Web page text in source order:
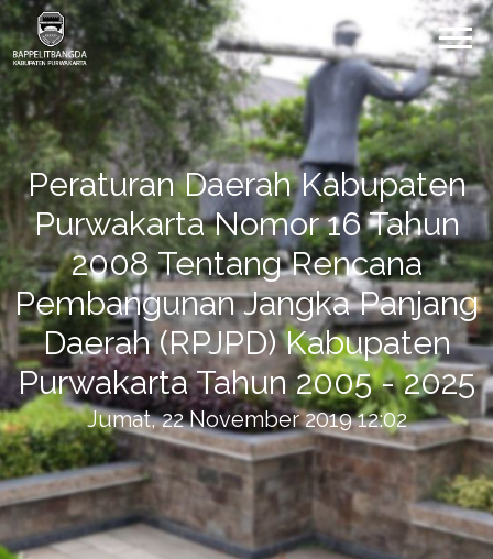
Peraturan Daerah Kabupaten
Purwakarta Nomor 16 Tahun
2008 Tentang Rencana
Pembangunan Jangka Panjang
Daerah (RPJPD) Kabupaten
Purwakarta Tahun 2005 - 2025
Jumat, 22 November 2019 12:02